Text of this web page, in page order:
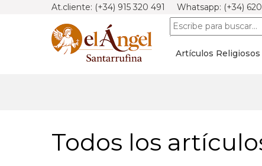
At.cliente: (+34) 915 320 491 Whatsapp: (+34)
Artículos Religiosos
Todos los